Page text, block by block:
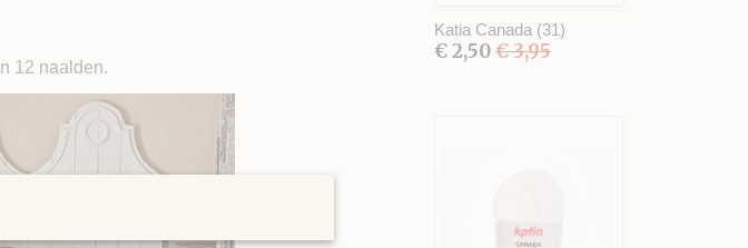
12 naalden.
Katia Canada (31)
€ 2,50€ 3,95